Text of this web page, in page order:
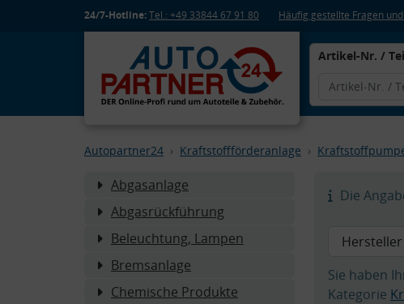
24/7-Hotline:Tel.: +49 33844 67 91 80 Häufig gestellte Fragen
Artikel-Nr. /
Autopartner24 Kraftstoffförderanlage
Abgasanlage
Abgasrückführung
Beleuchtung, Lampen
Bremsanlage
Chemische Produkte
Die
Sie haben
Kategorie